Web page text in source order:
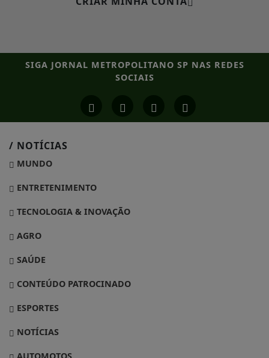
SIGA JORNAL METROPOLITANO SP NAS REDES
SOCIAIS
/ NOTÍCIAS
MUNDO
ENTRETENIMENTO
TECNOLOGIA & INOVAÇÃO
AGRO
SAÚDE
CONTEÚDO PATROCINADO
ESPORTES
NOTÍCIAS